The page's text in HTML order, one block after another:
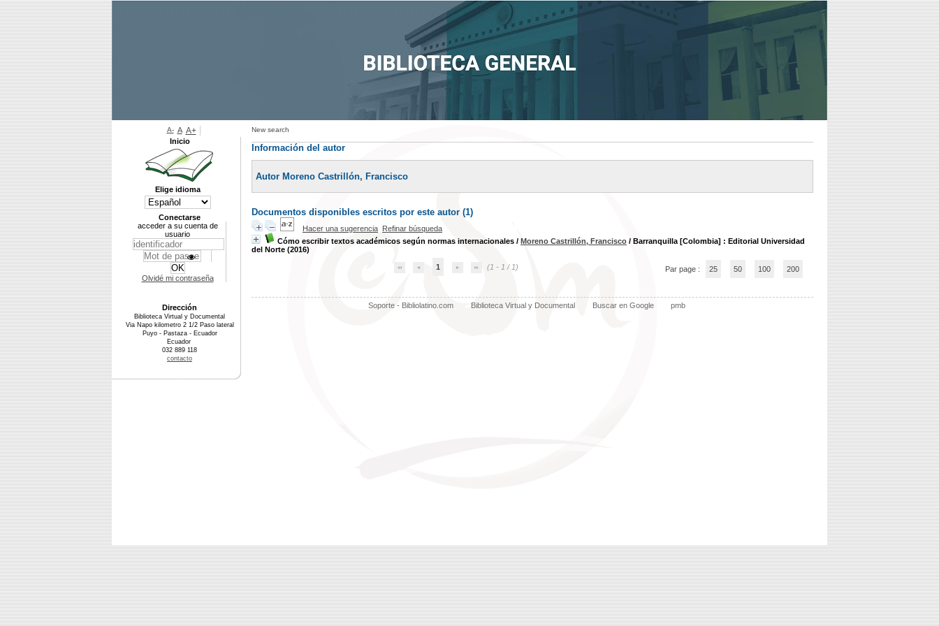
New search
Información del autor
Autor Moreno Castrillón, Francisco
Documentos disponibles escritos por este autor (1)
Hacer una sugerencia Refinar búsqueda
Cómo escribir textos académicos según normas internacionales / Moreno Castrillón, Francisco / Barranquilla [Colombia] : Editorial Universidad
del Norte (2016)
1 (1 - 1 / 1) Par page : 25 50 100 200
Soporte - Bibliolatino.com Biblioteca Virtual y Documental Buscar en Google pmb
A- A A+
Inicio
Elige idioma
Conectarse
acceder a su cuenta de
usuario
Olvidé mi contraseña
Dirección
Biblioteca Virtual y Documental
Via Napo kilometro 2 1/2 Paso lateral
Puyo - Pastaza - Ecuador
Ecuador
032 889 118
contacto